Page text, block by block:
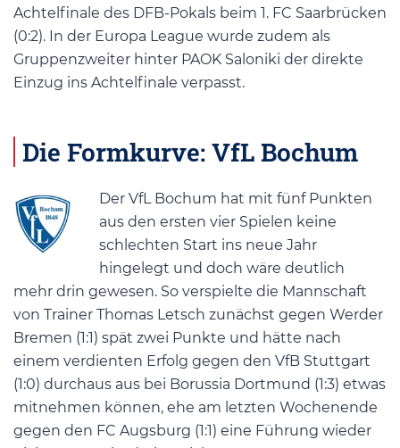
Achtelfinale des DFB-Pokals beim 1. FC Saarbrücken
(0:2). In der Europa League wurde zudem als
Gruppenzweiter hinter PAOK Saloniki der direkte
Einzug ins Achtelfinale verpasst.
Die Formkurve: VfL Bochum
Der VfL Bochum hat mit fünf Punkten
aus den ersten vier Spielen keine
schlechten Start ins neue Jahr
hingelegt und doch wäre deutlich
mehr drin gewesen. So verspielte die Mannschaft
von Trainer Thomas Letsch zunächst gegen Werder
Bremen (1:1) spät zwei Punkte und hätte nach
einem verdienten Erfolg gegen den VfB Stuttgart
(1:0) durchaus aus bei Borussia Dortmund (1:3) etwas
mitnehmen können, ehe am letzten Wochenende
gegen den FC Augsburg (1:1) eine Führung wieder